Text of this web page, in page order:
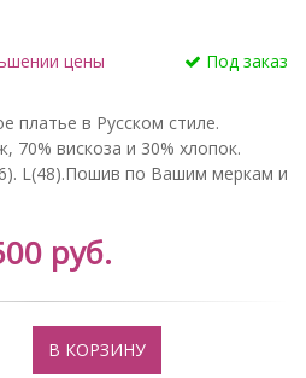
Под заказ
цены
платье в Русском стиле.
70% вискоза и 30% хлопок.
L(48).Пошив по Вашим меркам и
руб.
В КОРЗИНУ